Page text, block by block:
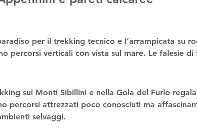
per il trekking tecnico e l’arrampicata su
percorsi verticali con vista sul mare. Le falesie
sui Monti Sibillini e nella Gola del Furlo
percorsi attrezzati poco conosciuti ma
selvaggi.